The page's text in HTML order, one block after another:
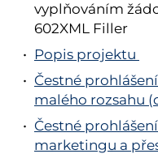
vyplňováním
602XML Filler
Popis projektu
Čestné
malého rozsahu
Čestné
marketingu a